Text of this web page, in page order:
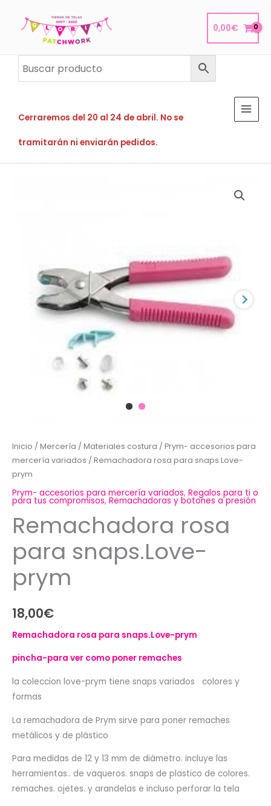
0,00€
Cerraremos del 20 al 24 de abril. No se
tramitarán ni enviarán pedidos.
Inicio / Mercería / Materiales costura / Prym- accesorios para
mercería variados / Remachadora rosa para snaps.Love-
prym
Prym- accesorios para mercería variados, Regalos para ti o
para tus compromisos, Remachadoras y botones a presión
Remachadora rosa
para snaps.Love-
prym
18,00€
Remachadora rosa para snaps.Love-prym
pincha-para ver como poner remaches
la coleccion love-prym tiene snaps variados colores y
formas
La remachadora de Prym sirve para poner remaches
metálicos y de plástico
Para medidas de 12 y 13 mm de diámetro. incluye las
herramientas.. de vaqueros. snaps de plastico de colores.
remaches. ojetes. y arandelas e incluso perforar la tela